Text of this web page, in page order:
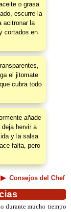
o grasa
escurre la
acitronar la
cortados en
el jitomate
cubra todo
añade
hervir a
y la salsa
falta, pero
Consejos del Chef
durante mucho tiempo